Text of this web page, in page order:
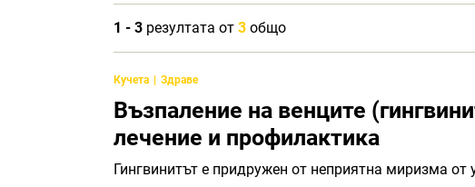
1 - 3 резултата от 3 общо
Кучета Здраве
Възпаление на венците
лечение и профилактика
Гингвинитът е придружен от неприятна миризма от